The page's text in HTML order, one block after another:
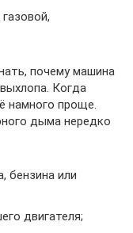
почему машина
Когда
намного проще.
дыма нередко
бензина или
двигателя;